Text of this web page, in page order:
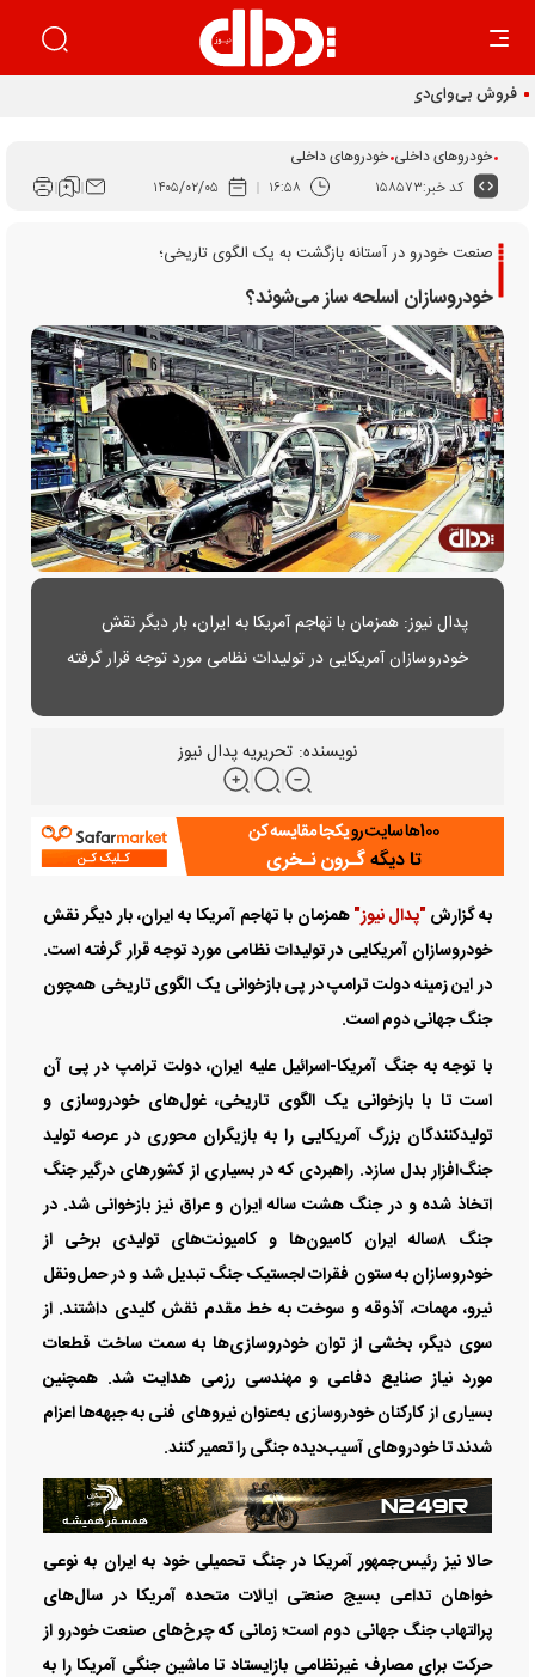
فروش بی‌وای‌دی شتاب گرفت
خودروهای داخلی خودروهای داخلی
کد خبر:۱۵۸۵۷۳ ۱۶:۵۸ ۱۴۰۵/۰۲/۰۵
صنعت خودرو در آستانه بازگشت به یک الگوی تاریخی؛
خودروسازان اسلحه ساز می‌شوند؟
پدال نیوز: همزمان با تهاجم آمریکا به ایران، بار دیگر نقش
خودروسازان آمریکایی در تولیدات نظامی مورد توجه قرار گرفته
نویسنده: تحریریه پدال نیوز
به گزارش"پدال نیوز"همزمان با تهاجم آمریکا به ایران، بار دیگر نقش
خودروسازان آمریکایی در تولیدات نظامی مورد توجه قرار گرفته است.
در این زمینه دولت ترامپ در پی بازخوانی یک الگوی تاریخی همچون
جنگ جهانی دوم است.
با توجه به جنگ آمریکا-اسرائیل علیه ایران، دولت ترامپ در پی آن
است تا با بازخوانی یک الگوی تاریخی، غول‌های خودروسازی و
تولیدکنندگان بزرگ آمریکایی را به بازیگران محوری در عرصه تولید
جنگ‌افزار بدل سازد. راهبردی که در بسیاری از کشور‌های درگیر جنگ
اتخاذ شده و در جنگ هشت ساله ایران و عراق نیز بازخوانی شد. در
جنگ ۸ساله ایران کامیون‌ها و کامیونت‌های تولیدی برخی از
خودروسازان به ستون فقرات لجستیک جنگ تبدیل شد و در حمل‌ونقل
نیرو، مهمات، آذوقه و سوخت به خط مقدم نقش کلیدی داشتند. از
سوی دیگر، بخشی از توان خودروسازی‌ها به سمت ساخت قطعات
مورد نیاز صنایع دفاعی و مهندسی رزمی هدایت شد. همچنین
بسیاری از کارکنان خودروسازی به‌عنوان نیرو‌های فنی به جبهه‌ها اعزام
شدند تا خودرو‌های آسیب‌دیده جنگی را تعمیر کنند.
حالا نیز رئیس‌جمهور آمریکا در جنگ تحمیلی خود به ایران به نوعی
خواهان تداعی بسیج صنعتی ایالات متحده آمریکا در سال‌های
پرالتهاب جنگ جهانی دوم است؛ زمانی که چرخ‌های صنعت خودرو از
حرکت برای مصارف غیرنظامی بازایستاد تا ماشین جنگی آمریکا را به